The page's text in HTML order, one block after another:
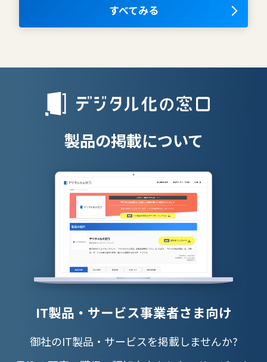
OKRツール
授業支援シス
すべてみる
製品の掲載について
IT製品・サービス事業者さま向け
御社のIT製品・サービスを掲載しませんか?